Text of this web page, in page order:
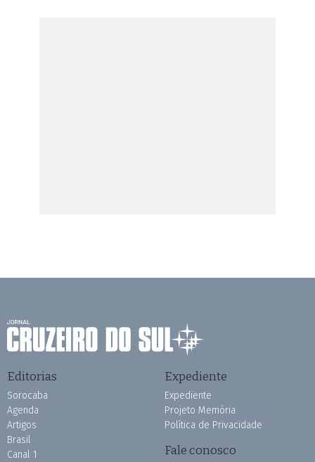
Editorias
Sorocaba
Agenda
Artigos
Brasil
Canal 1
Expediente
Expediente
Projeto Memória
Política de Privacidade
Fale conosco